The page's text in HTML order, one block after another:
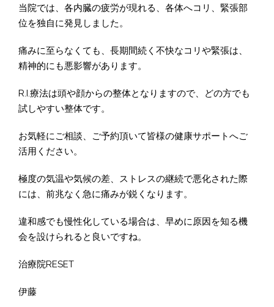
当院では、各内臓の疲労が現れる、各体へコリ、緊張部
位を独自に発見しました。
痛みに至らなくても、長期間続く不快なコリや緊張は、
精神的にも悪影響があります。
R.I.療法は頭や顔からの整体となりますので、どの方でも
試しやすい整体です。
お気軽にご相談、ご予約頂いて皆様の健康サポートへご
活用ください。
極度の気温や気候の差、ストレスの継続で悪化された際
には、前兆なく急に痛みが鋭くなります。
違和感でも慢性化している場合は、早めに原因を知る機
会を設けられると良いですね。
治療院RESET
伊藤